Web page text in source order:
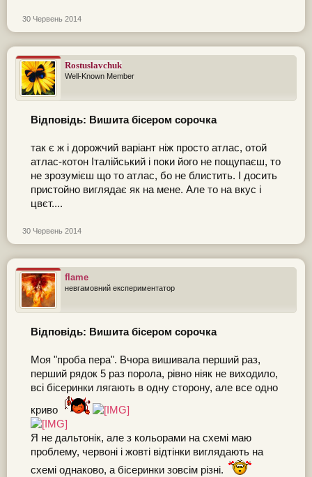
30 Червень 2014
Rostuslavchuk
Well-Known Member
Відповідь: Вишита бісером сорочка
так є ж і дорожчий варіант ніж просто атлас, отой
атлас-котон Італійський і поки його не пощупаєш, то
не зрозумієш що то атлас, бо не блистить. І досить
пристойно виглядає як на мене. Але то на вкус і
цвєт....
30 Червень 2014
flame
невгамовний експериментатор
Відповідь: Вишита бісером сорочка
Моя "проба пера". Вчора вишивала перший раз,
перший рядок 5 раз порола, рівно ніяк не виходило,
всі бісеринки лягають в одну сторону, але все одно
криво
Я не дальтонік, але з кольорами на схемі маю
проблему, червоні і жовті відтінки виглядають на
схемі однаково, а бісеринки зовсім різні.